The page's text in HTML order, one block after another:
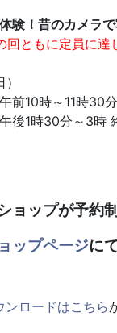
験！昔のカメラ
回ともに定員に達
前10時～11時30
後1時30分～3時
ョップが予約
ップページに
ンロードはこちら